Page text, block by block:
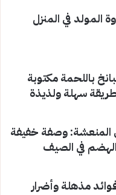
المولد في المنزل
باللحمة مكتوبة
سهلة ولذيذة
المنعشة: وصفة خفيفة
في الصيف
مذهلة وأضرار